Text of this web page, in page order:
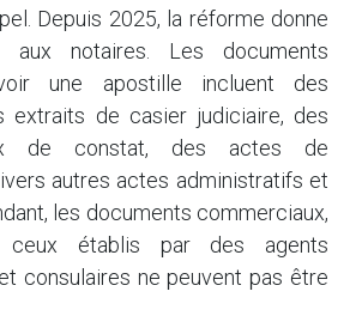
Depuis 2025, la réforme donne
aux notaires. Les documents
une apostille incluent des
extraits de casier judiciaire, des
de constat, des actes de
autres actes administratifs et
les documents commerciaux,
ceux établis par des agents
consulaires ne peuvent pas être